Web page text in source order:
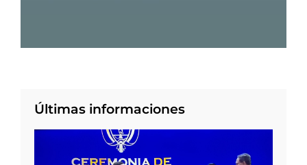
Últimas informaciones